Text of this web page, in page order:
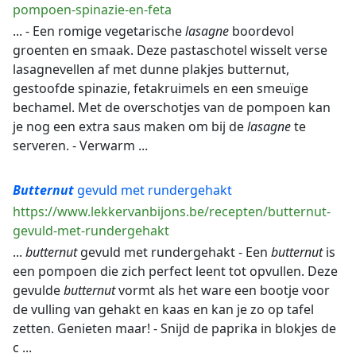
pompoen-spinazie-en-feta
... - Een romige vegetarischelasagne boordevol
groenten en smaak. Deze pastaschotel wisselt verse
lasagnevellen af met dunne plakjes butternut,
gestoofde spinazie, fetakruimels en een smeuïge
bechamel. Met de overschotjes van de pompoen kan
je nog een extra saus maken om bij delasagnete
serveren. - Verwarm ...
Butternutgevuld met rundergehakt
https://www.lekkervanbijons.be/recepten/butternut-
gevuld-met-rundergehakt
... butternutgevuld met rundergehakt - Een butternutis
een pompoen die zich perfect leent tot opvullen. Deze
gevuldebutternutvormt als het ware een bootje voor
de vulling van gehakt en kaas en kan je zo op tafel
zetten. Genieten maar! - Snijd de paprika in blokjes de
c ...